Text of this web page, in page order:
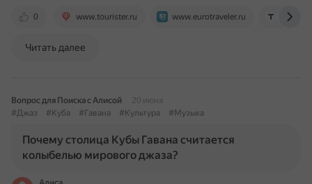
0 www.tourister.ru www.eurotraveler.ru
Читать далее
Вопрос для Поиска с Алисой
20 июня
#Джаз
#Куба #Гавана #Культура #Музыка
Почему столица Кубы Гавана считается
колыбелью мирового джаза?